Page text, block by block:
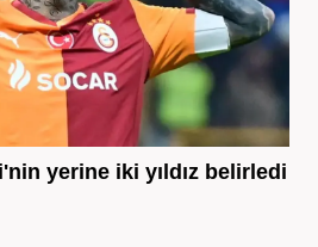
yerine iki yıldız belirledi